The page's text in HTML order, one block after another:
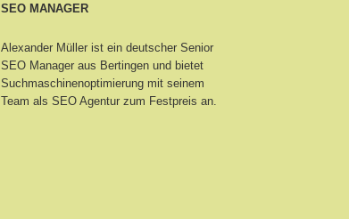
SEO MANAGER
Alexander Müller ist ein deutscher Senior
SEO Manager aus Bertingenund bietet
Suchmaschinenoptimierung mit seinem
Team als SEO Agentur zum Festpreis an.